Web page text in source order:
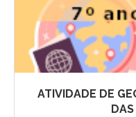
ATIVIDADE DE